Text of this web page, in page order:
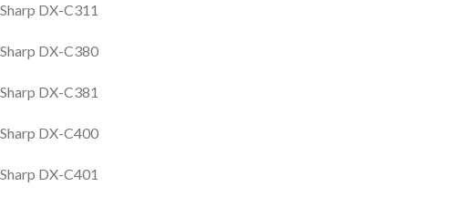
Sharp DX-C311
Sharp DX-C380
Sharp DX-C381
Sharp DX-C400
Sharp DX-C401